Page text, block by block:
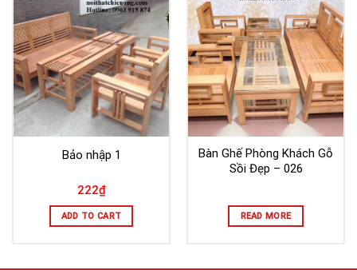
Bảo nhập 1
222₫
ADD TO CART
Bàn Ghế Phòng Khách Gỗ
Sồi Đẹp – 026
READ MORE